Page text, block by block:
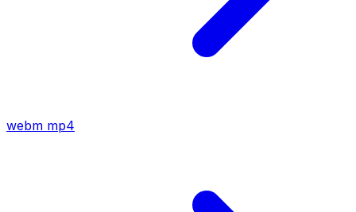
webm mp4